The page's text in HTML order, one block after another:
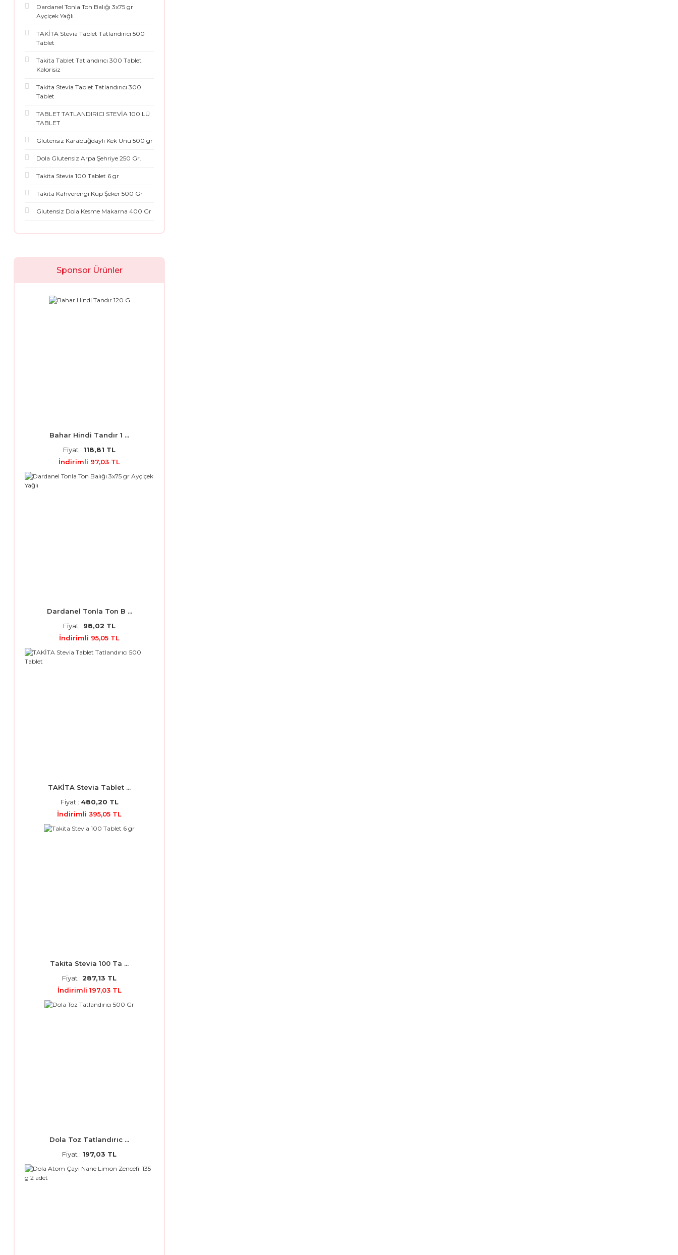
Dardanel Tonla Ton Balığı 3x75 gr
Ayçiçek Yağlı
TAKİTA Stevia Tablet Tatlandırıcı 500
Tablet
Takita Tablet Tatlandırıcı 300 Tablet
Kalorisiz
Takita Stevia Tablet Tatlandırıcı 300
Tablet
TABLET TATLANDIRICI STEVİA 100'LÜ
TABLET
Glutensiz Karabuğdaylı Kek Unu 500 gr
Dola Glutensiz Arpa Şehriye 250 Gr.
Takita Stevia 100 Tablet 6 gr
Takita Kahverengi Küp Şeker 500 Gr
Glutensiz Dola Kesme Makarna 400 Gr
Sponsor Ürünler
Bahar Hindi Tandır 1 ...
Fiyat : 118,81 TL
İndirimli 97,03 TL
Dardanel Tonla Ton B ...
Fiyat : 98,02 TL
İndirimli 95,05 TL
TAKİTA Stevia Tablet ...
Fiyat : 480,20 TL
İndirimli 395,05 TL
Takita Stevia 100 Ta ...
Fiyat : 287,13 TL
İndirimli 197,03 TL
Dola Toz Tatlandırıc ...
Fiyat : 197,03 TL